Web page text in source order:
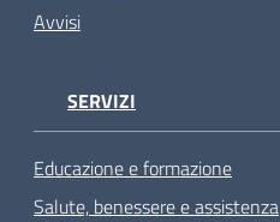
Avvisi
SERVIZI
Educazione e formazione
Salute, benessere e assistenza